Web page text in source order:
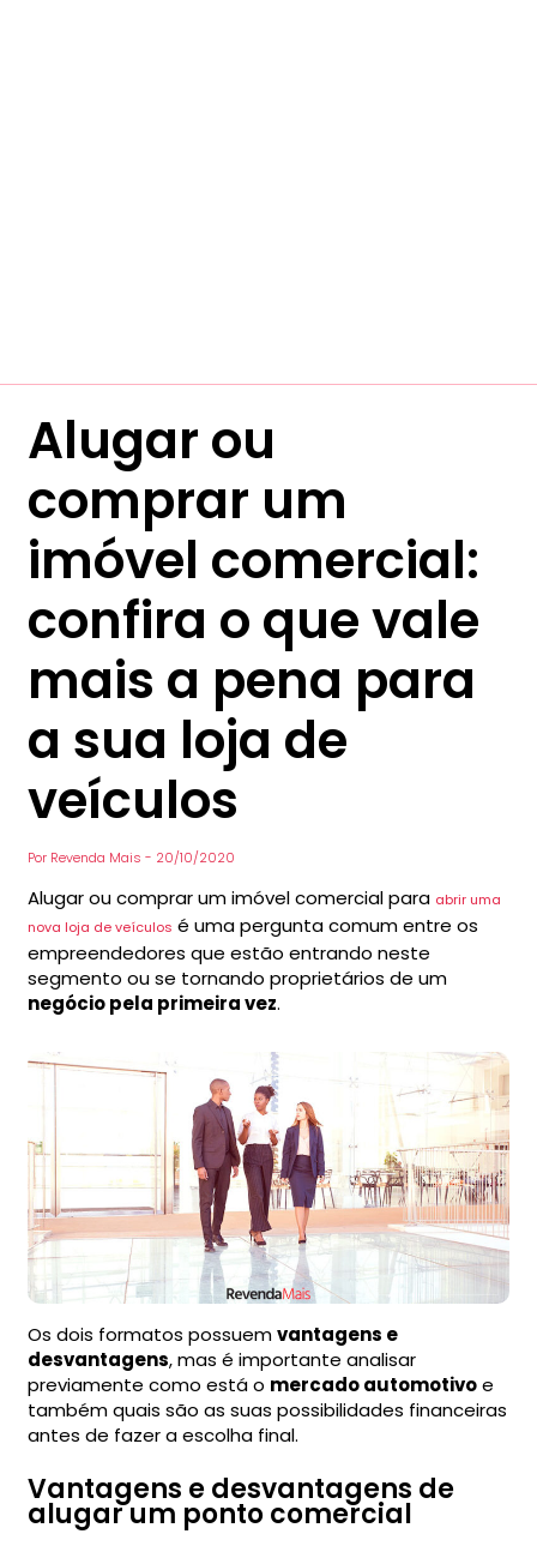
Alugar ou
comprar um
imóvel comercial:
confira o que vale
mais a pena para
a sua loja de
veículos
Por Revenda Mais- 20/10/2020
Alugar ou comprar um imóvel comercial para abrir uma
nova loja de veículos é uma pergunta comum entre os
empreendedores que estão entrando neste
segmento ou se tornando proprietários de um
negócio pela primeira vez.
Os dois formatos possuemvantagens e
desvantagens, mas é importante analisar
previamente como está o mercado automotivoe
também quais são as suas possibilidades financeiras
antes de fazer a escolha final.
Vantagens e desvantagens de
alugar um ponto comercial